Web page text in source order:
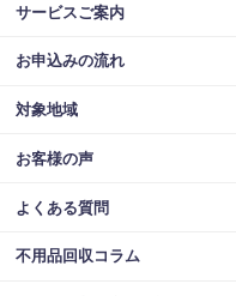
サービスご案内
お申込みの流れ
対象地域
お客様の声
よくある質問
不用品回収コラム